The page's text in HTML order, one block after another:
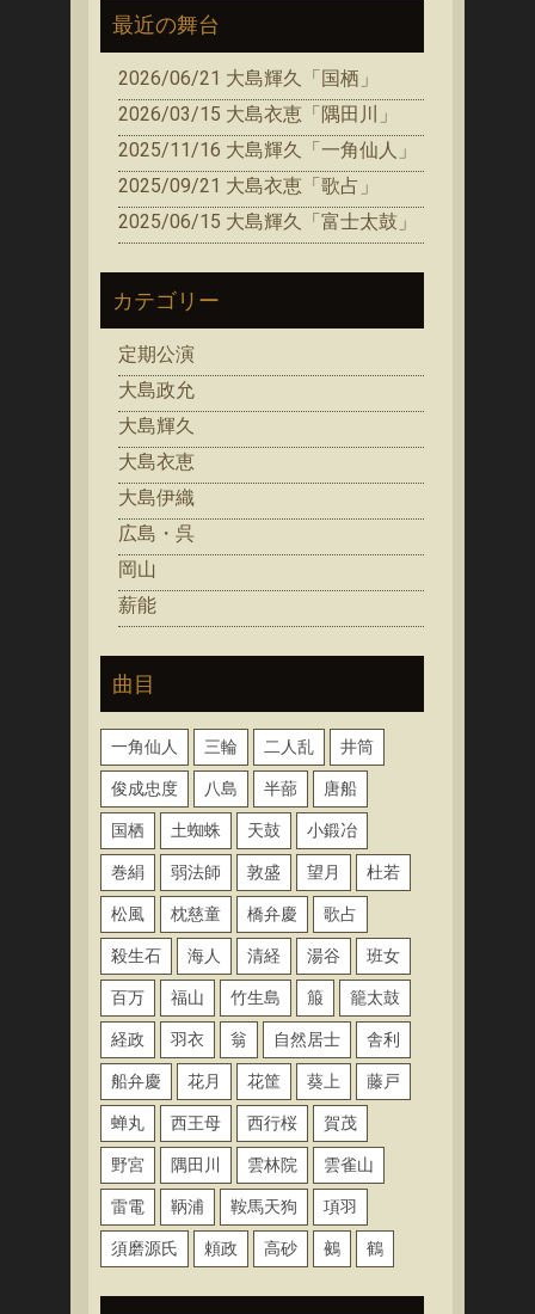
最近の舞台
2026/06/21 大島輝久「国栖」
2026/03/15 大島衣恵「隅田川」
2025/11/16 大島輝久「一角仙人」
2025/09/21 大島衣恵「歌占」
2025/06/15 大島輝久「富士太鼓」
カテゴリー
定期公演
大島政允
大島輝久
大島衣恵
大島伊織
広島・呉
岡山
薪能
曲目
一角仙人 三輪 二人乱 井筒
俊成忠度 八島 半蔀 唐船
国栖 土蜘蛛 天鼓 小鍛冶
巻絹 弱法師 敦盛 望月 杜若
松風 枕慈童 橋弁慶 歌占
殺生石 海人 清経 湯谷 班女
百万 福山 竹生島 箙 籠太鼓
経政 羽衣 翁 自然居士 舎利
船弁慶 花月 花筐 葵上 藤戸
蝉丸 西王母 西行桜 賀茂
野宮 隅田川 雲林院 雲雀山
雷電 鞆浦 鞍馬天狗 項羽
須磨源氏 頼政 高砂 鵺 鶴